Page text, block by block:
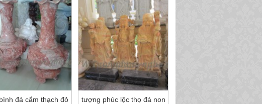
đá cẩm thạch đỏ
tượng phúc lộc thọ đá non